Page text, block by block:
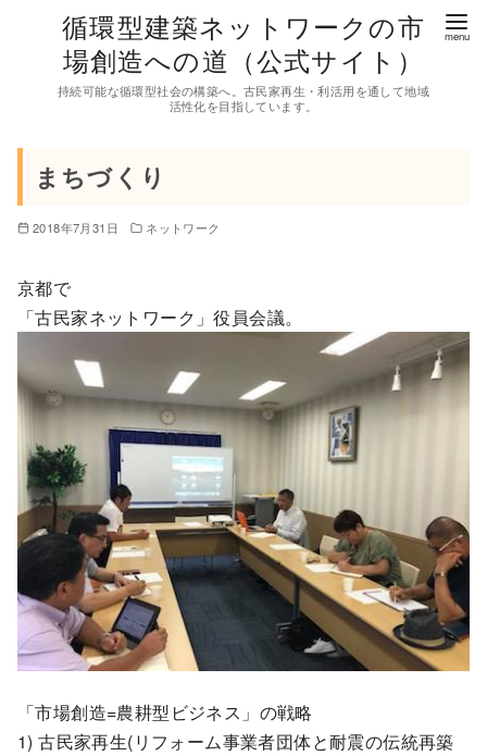
循環型建築ネットワークの市
場創造への道（公式サイト）
持続可能な循環型社会の構築へ。古民家再生・利活用を通して地域
活性化を目指しています。
まちづくり
2018年7月31日 ネットワーク
京都で
「古民家ネットワーク」役員会議。
「市場創造=農耕型ビジネス」の戦略
1) 古民家再生(リフォーム事業者団体と耐震の伝統再築